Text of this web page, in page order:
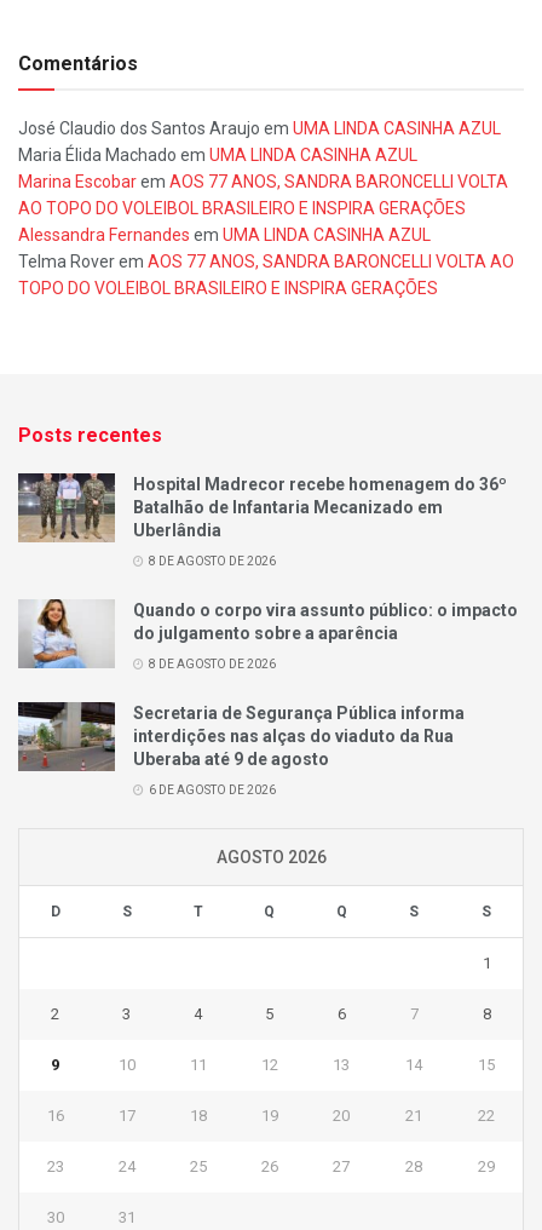
Comentários
José Claudio dos Santos Araujo em UMA LINDA CASINHA AZUL
Maria Élida Machado em UMA LINDA CASINHA AZUL
Marina Escobarem AOS 77 ANOS, SANDRA BARONCELLI VOLTA
AO TOPO DO VOLEIBOL BRASILEIRO E INSPIRA GERAÇÕES
Alessandra Fernandes em UMA LINDA CASINHA AZUL
Telma Roverem AOS 77 ANOS, SANDRA BARONCELLI VOLTA AO
TOPO DO VOLEIBOL BRASILEIRO E INSPIRA GERAÇÕES
Posts recentes
Hospital Madrecor recebe homenagem do 36º
Batalhão de Infantaria Mecanizado em
Uberlândia
8 DE AGOSTO DE 2026
Quando o corpo vira assunto público: o impacto
do julgamento sobre a aparência
8 DE AGOSTO DE 2026
Secretaria de Segurança Pública informa
interdições nas alças do viaduto da Rua
Uberaba até 9 de agosto
6 DE AGOSTO DE 2026
AGOSTO 2026
D S T Q Q S S
1
2 3 4 5 6 7 8
9 10 11 12 13 14 15
16 17 18 19 20 21 22
23 24 25 26 27 28 29
30 31